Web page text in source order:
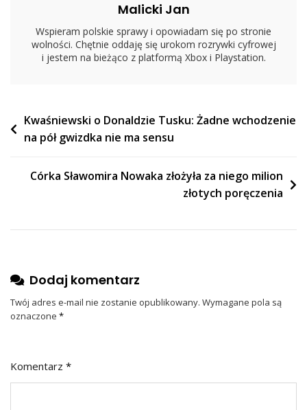
Malicki Jan
Wspieram polskie sprawy i opowiadam się po stronie
wolności. Chętnie oddaję się urokom rozrywki cyfrowej
i jestem na bieżąco z platformą Xbox i Playstation.
Nawigacja
wpisu
Kwaśniewski o Donaldzie Tusku: Żadne wchodzenie
na pół gwizdka nie ma sensu
Córka Sławomira Nowaka złożyła za niego milion
złotych poręczenia
Dodaj komentarz
Twój adres e-mail nie zostanie opublikowany. Wymagane pola są
oznaczone *
Komentarz *